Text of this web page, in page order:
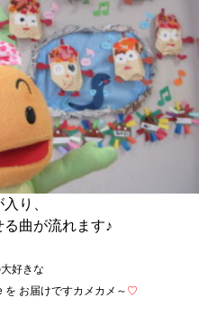
り、
曲が流れます♪
好きな
お届けですカメカメ～ ♡